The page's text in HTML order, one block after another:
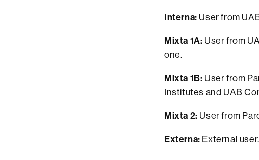
Interna: User from
Mixta 1A: User from
one.
Mixta 1B: User from
Institutes and UAB
Mixta 2: User from
Externa: External